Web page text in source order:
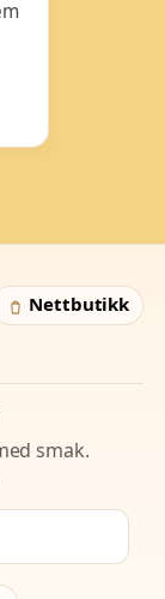
Nettbutikk
smak.